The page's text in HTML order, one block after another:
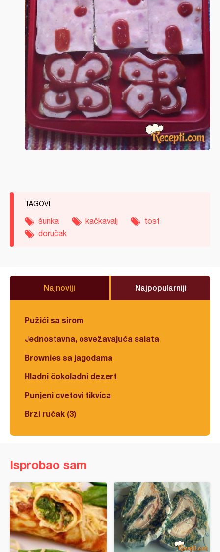
TAGOVI
šunka kačkavalj
tost
doručak
Najnoviji Najpopularniji
Pužići sa sirom
Jednostavna, osvežavajuća salata
Brownies sa jagodama
Hladni čokoladni dezert
Punjeni cvetovi tikvica
Brzi ručak (3)
Isprobao sam